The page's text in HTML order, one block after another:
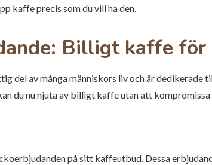
kaffe precis som du vill ha den.
Billigt kaffe
del av många människors liv och är
du nu njuta av billigt kaffe utan att
på sitt kaffeutbud. Dessa